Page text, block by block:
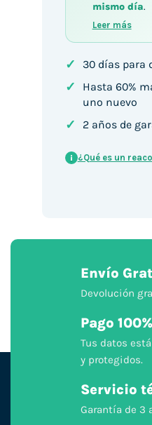
mismo día.
Leer más
✓ 30 días para
✓
Hasta 60%
uno nuevo
✓ 2 años de
i ¿Qué es un
Envío
Devolución
Pago
Tus datos
y protegidos.
Servicio
Garantía de 3